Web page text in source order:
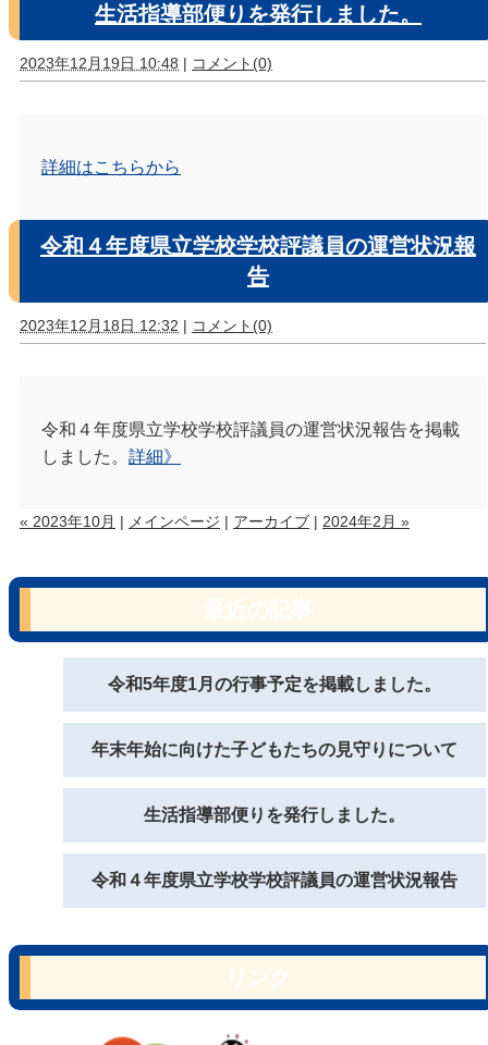
生活指導部便りを発行しました。
2023年12月19日 10:48 | コメント(0)
詳細はこちらから
令和４年度県立学校学校評議員の運営状況報
告
2023年12月18日 12:32 | コメント(0)
令和４年度県立学校学校評議員の運営状況報告を掲載
しました。 詳細》
« 2023年10月 | メインページ | アーカイブ | 2024年2月 »
令和5年度1月の行事予定を掲載しました。
年末年始に向けた子どもたちの見守りについて
生活指導部便りを発行しました。
令和４年度県立学校学校評議員の運営状況報告